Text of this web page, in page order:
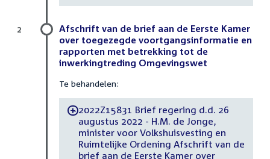
Afschrift van de brief aan de Eerste Kamer
over toegezegde voortgangsinformatie en
rapporten met betrekking tot de
inwerkingtreding Omgevingswet
Te behandelen:
-2022Z15831 Brief regering d.d. 26
augustus 2022 - H.M. de Jonge,
minister voor Volkshuisvesting en
Ruimtelijke Ordening Afschrift van de
brief aan de Eerste Kamer over
2